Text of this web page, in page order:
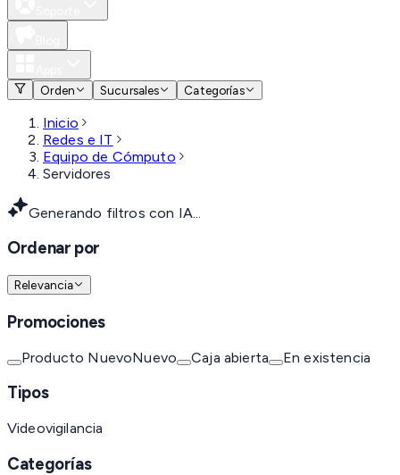
Orden
Sucursales Categorías
Inicio
Redes e IT
Equipo de Cómputo
Servidores
Generando filtros con IA...
Ordenar por
Relevancia
Promociones
Producto NuevoNuevo Caja abierta En existencia
Tipos
Videovigilancia
Categorías